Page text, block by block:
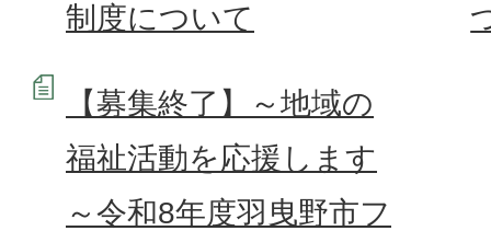
制度について
【募集終了】～地域の
福祉活動を応援します
～令和8年度羽曳野市フ